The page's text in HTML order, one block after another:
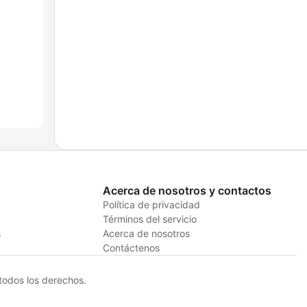
Acerca de nosotros y contactos
Política de privacidad
Términos del servicio
Acerca de nosotros
Contáctenos
los derechos.